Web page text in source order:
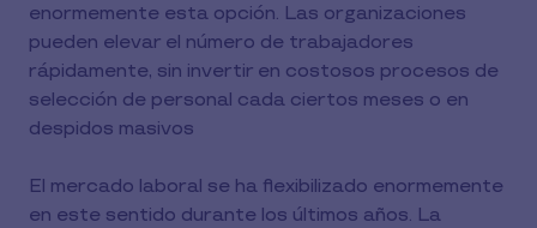
enormemente esta opción. Las organizaciones
pueden elevar el número de trabajadores
rápidamente, sin invertir en costosos procesos de
selección de personal cada ciertos meses o en
despidos masivos
El mercado laboral se ha flexibilizado enormemente
en este sentido durante los últimos años. La